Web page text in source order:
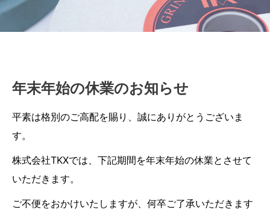
年末年始の休業のお知らせ
平素は格別のご高配を賜り、誠にありがとうございま
す。
株式会社TKXでは、下記期間を年末年始の休業とさせて
いただきます。
ご不便をおかけいたしますが、何卒ご了承いただきます